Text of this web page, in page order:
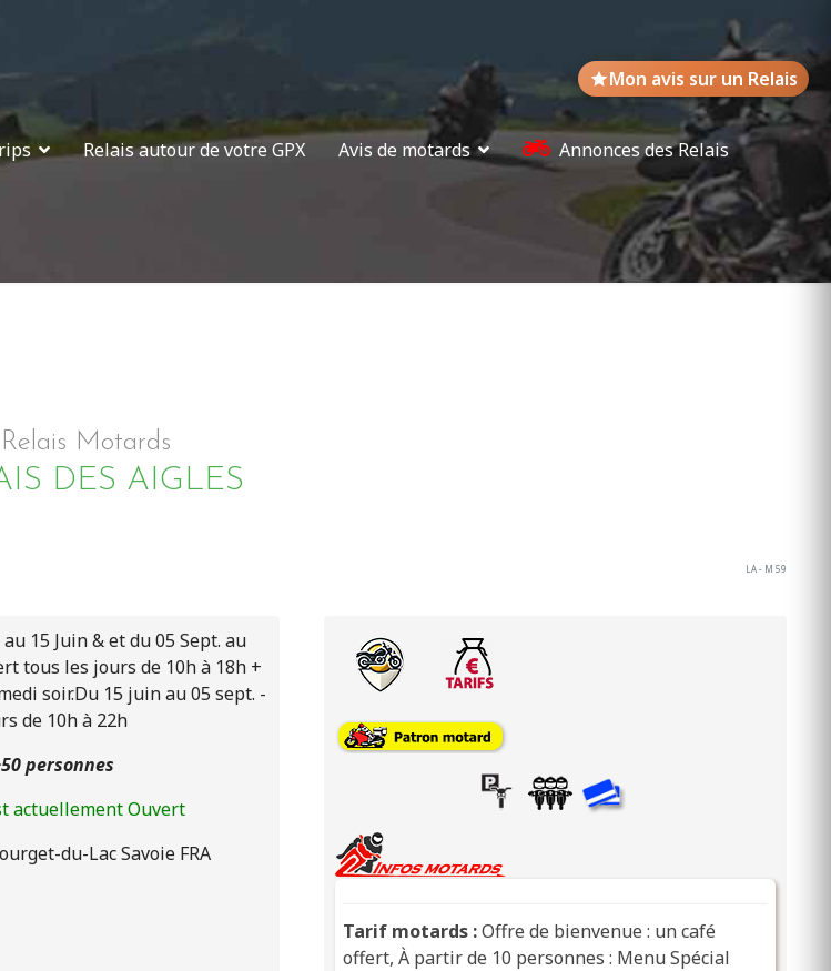
Mon avis sur un Relais
Relais autour de votre GPX Avis de motards Annonces des Relais
Relais Motards
DES AIGLES
LA - M 59
15 Juin & et du 05 Sept. au
tous les jours de 10h à 18h +
soir.Du 15 juin au 05 sept. -
de 10h à 22h
personnes
actuellement Ouvert
du-LacSavoie FRA
Tarif motards :Offre de bienvenue : un café
offert, À partir de 10 personnes : Menu Spécial